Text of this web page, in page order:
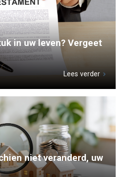
in uw leven? Vergeet
Lees verder
niet veranderd, uw